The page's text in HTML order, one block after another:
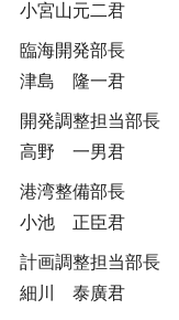
小宮山元二君
臨海開発部長
津島 隆一君
開発調整担当部長
高野 一男君
港湾整備部長
小池 正臣君
計画調整担当部長
細川 泰廣君